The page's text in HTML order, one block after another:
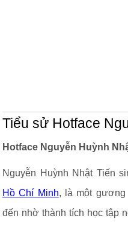
Tiểu sử Hotface
Hotface Nguyễn Huỳnh
Nguyễn Huỳnh Nhật Tiến
Hồ Chí Minh, là một gương
đến nhờ thành tích học tập